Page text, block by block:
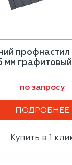
мм
по запросу
ПОДРОБНЕЕ
Купить в 1